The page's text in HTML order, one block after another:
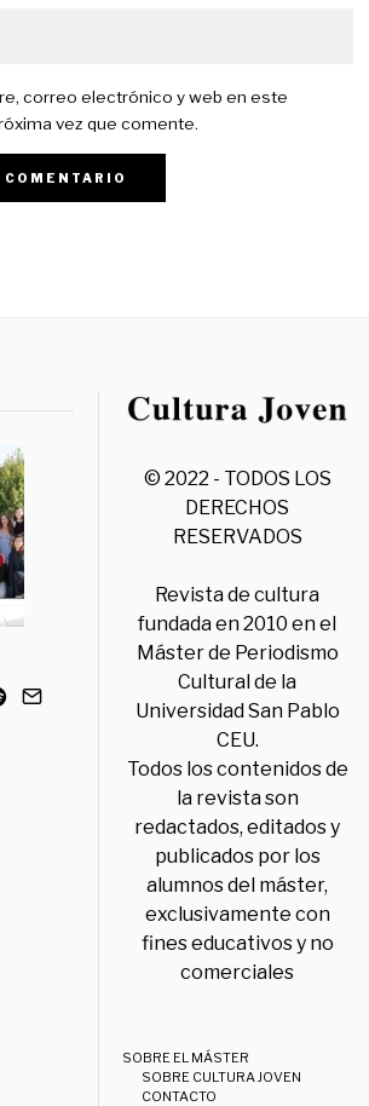
correo electrónico y web en este
vez que comente.
© 2022 - TODOS LOS
DERECHOS
RESERVADOS
Revista de cultura
fundada en 2010 en el
Máster de Periodismo
Cultural de la
Universidad San Pablo
CEU.
Todos los contenidos de
la revista son
redactados, editados y
publicados por los
alumnos del máster,
exclusivamente con
fines educativos y no
comerciales
SOBRE EL MÁSTER
SOBRE CULTURA JOVEN
CONTACTO